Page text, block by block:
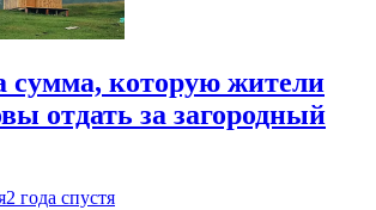
сумма, которую жители
отдать за загородный
2 года спустя